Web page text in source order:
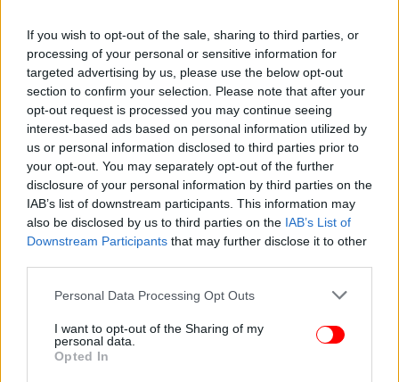
If you wish to opt-out of the sale, sharing to third parties, or
processing of your personal or sensitive information for
targeted advertising by us, please use the below opt-out
section to confirm your selection. Please note that after your
opt-out request is processed you may continue seeing
interest-based ads based on personal information utilized by
us or personal information disclosed to third parties prior to
your opt-out. You may separately opt-out of the further
disclosure of your personal information by third parties on the
IAB’s list of downstream participants. This information may
also be disclosed by us to third parties on the IAB’s List of
Downstream Participants that may further disclose it to other
Please note that this website/app uses one or more Google
not limited to your visit or usage behaviour. You may click to
grant or deny consent to Google and its third-party tags to
use your data for below specified purposes in below Google
Personal Data Processing Opt Outs
I want to opt-out of the Sharing of my
personal data.
Opted In
Υπήρξαν πολλές καραμπόλες της τελευταίας
στιγμής. Ο Μιλτιάδης Βαρβιτσιώτης προοριζόταν
για το Προστασίας του Πολίτη και ο Νότης
Μηταράκης για το Ναυτιλίας, αλλά τελικά προέκυψε